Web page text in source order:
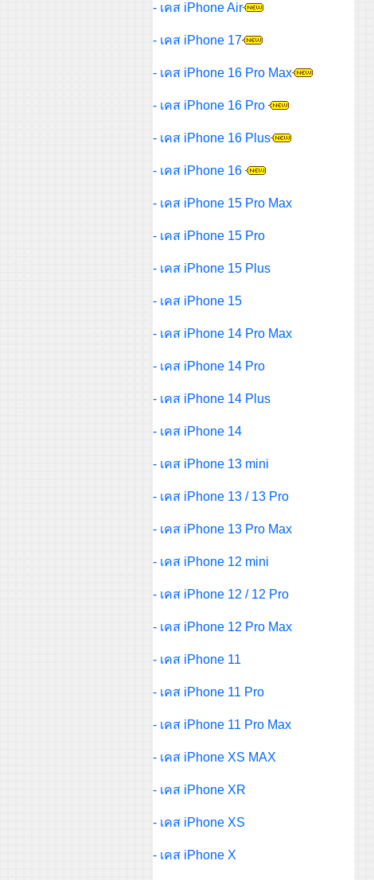
- เคส iPhone Air
- เคส iPhone 17
- เคส iPhone 16 Pro Max
- เคส iPhone 16 Pro
- เคส iPhone 16 Plus
- เคส iPhone 16
- เคส iPhone 15 Pro Max
- เคส iPhone 15 Pro
- เคส iPhone 15 Plus
- เคส iPhone 15
- เคส iPhone 14 Pro Max
- เคส iPhone 14 Pro
- เคส iPhone 14 Plus
- เคส iPhone 14
- เคส iPhone 13 mini
- เคส iPhone 13 / 13 Pro
- เคส iPhone 13 Pro Max
- เคส iPhone 12 mini
- เคส iPhone 12 / 12 Pro
- เคส iPhone 12 Pro Max
- เคส iPhone 11
- เคส iPhone 11 Pro
- เคส iPhone 11 Pro Max
- เคส iPhone XS MAX
- เคส iPhone XR
- เคส iPhone XS
- เคส iPhone X